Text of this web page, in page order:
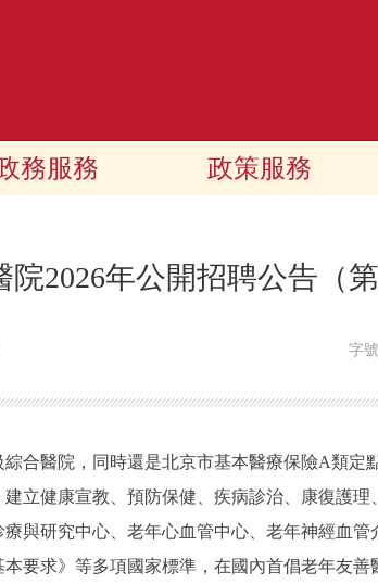
務服務 政策服務
2026年公開招聘公告（第
字
醫院，同時還是北京市基本醫療保險A類定
立健康宣教、預防保健、疾病診治、康復護
與研究中心、老年心血管中心、老年神經血
要求》等多項國家標準，在國內首倡老年友